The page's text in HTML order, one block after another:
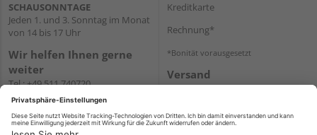
SCHAUSONNTAGE
Jeden 1. und 3. Sonntag im Monat
von 14 bis 17 Uhr
Wir helfen Ihnen gerne
weiter
Tel.:+49 511 740720
E-Mail:shop@holzland-
WhatsApp
Kreditkarte
Rechnung*
*Bonität vorausgesetzt
Versand
Versandkosten